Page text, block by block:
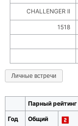
CHALLENGER II
1518
Личные встречи
Парный рейтинг
Год
Общий